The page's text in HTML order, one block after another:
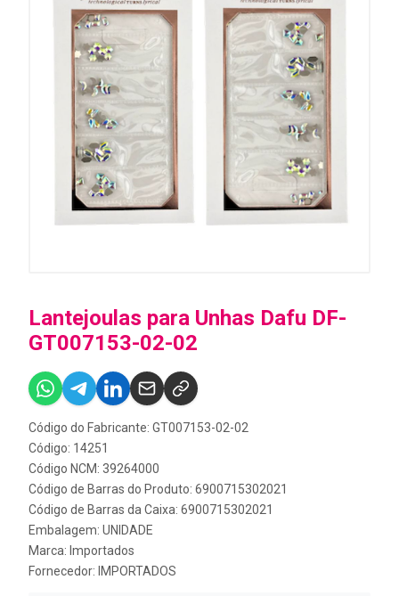
Lantejoulas para Unhas Dafu DF-
GT007153-02-02
Código do Fabricante: GT007153-02-02
Código: 14251
Código NCM: 39264000
Código de Barras do Produto: 6900715302021
Código de Barras da Caixa: 6900715302021
Embalagem: UNIDADE
Marca: Importados
Fornecedor: IMPORTADOS